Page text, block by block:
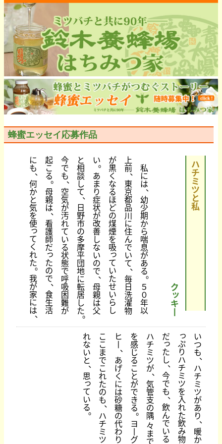
蜂蜜エッセイ応募作品
ハ
チ
ミ
ツ
と
私
ク
ッ
キ
丨
私
に
は、
幼
少
期
か
ら
喘
息
が
あ
る。
５
０
年
以
上
前
、
東
京
都
品
川
に
住
ん
で
い
て、
毎
日
洗
濯
物
が
黒
く
な
る
ほ
ど
の
煤
煙
を
吸
っ
て
い
た
せ
い
ら
し
い。
あ
ま
り
症
状
が
改
善
し
な
い
の
で、
母
親
は
父
と
相
談
し
て、
日
野
市
の
多
摩
平
団
地
に
転
居
し
た。
今
で
も、
空
気
が
汚
れ
て
い
る
状
態
で
呼
吸
困
難
が
起
こ
る。
母
親
は
、
看
護
師
だ
っ
た
の
で、
食
生
活
に
も、
何
か
と
気
を
使
っ
て
く
れ
た。
我
が
家
に
は、
い
つ
も、
ハ
チ
ミ
ツ
が
あ
り、
暖
か
っ
ぷ
り
ハ
チ
ミ
ツ
を
入
れ
た
飲
み
物
だ
っ
た
し、
今
で
も、
飲
ん
で
い
る
ハ
チ
ミ
ツ
が
、
気
管
支
の
隅
々
ま
で
を
感
じ
る
こ
と
が
で
き
る。
ヨ
丨
グ
ヒ
丨、
あ
げ
く
に
は
砂
糖
の
代
わ
り
こ
こ
ま
で
こ
れ
た
の
も、
ハ
チ
ミ
ツ
れ
な
い
と、
思
っ
て
い
る。